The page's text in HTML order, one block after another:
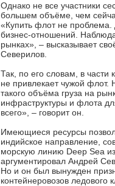
Однако не все участники
большем объёме, чем
«Купить флот не проблема.
бизнес-отношений.
рынках», – высказывает
Северилов.
Так, по его словам, в части
не привлекает чужой флот.
такого объёма груза на
инфраструктуры и флота
всего», – говорит он.
Имеющиеся ресурсы
индийское направление,
морскую линию Deep Sea
аргументировал Андрей
Но и он был вынужден
контейнеровозов ледового